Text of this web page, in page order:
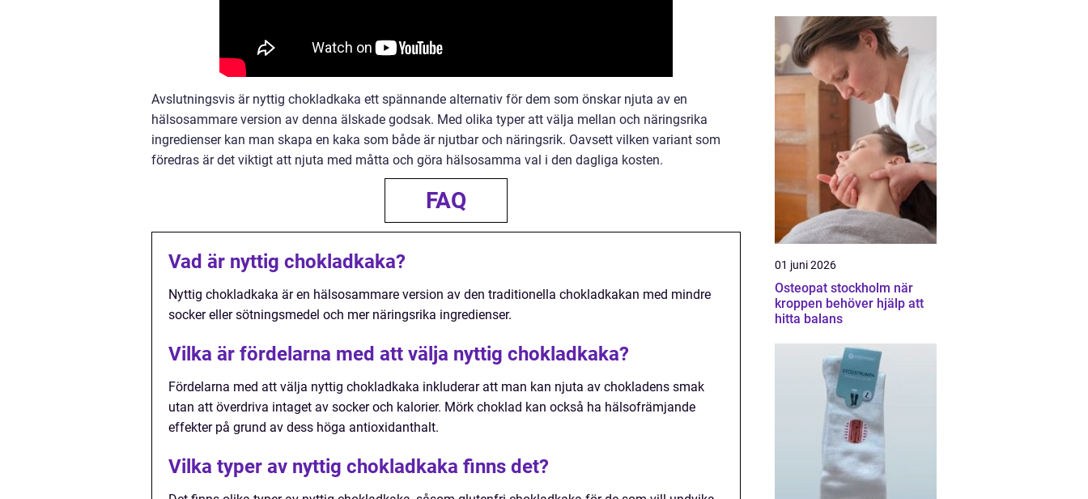
Avslutningsvis är nyttig chokladkaka ett spännande alternativ för dem som önskar njuta av en
hälsosammare version av denna älskade godsak. Med olika typer att välja mellan och näringsrika
ingredienser kan man skapa en kaka som både är njutbar och näringsrik. Oavsett vilken variant som
föredras är det viktigt att njuta med måtta och göra hälsosamma val i den dagliga kosten.
FAQ
Vad är nyttig chokladkaka?
Nyttig chokladkaka är en hälsosammare version av den traditionella chokladkakan med mindre
socker eller sötningsmedel och mer näringsrika ingredienser.
Vilka är fördelarna med att välja nyttig chokladkaka?
Fördelarna med att välja nyttig chokladkaka inkluderar att man kan njuta av chokladens smak
utan att överdriva intaget av socker och kalorier. Mörk choklad kan också ha hälsofrämjande
effekter på grund av dess höga antioxidanthalt.
Vilka typer av nyttig chokladkaka finns det?
01 juni 2026
Osteopat stockholm när
kroppen behöver hjälp att
hitta balans